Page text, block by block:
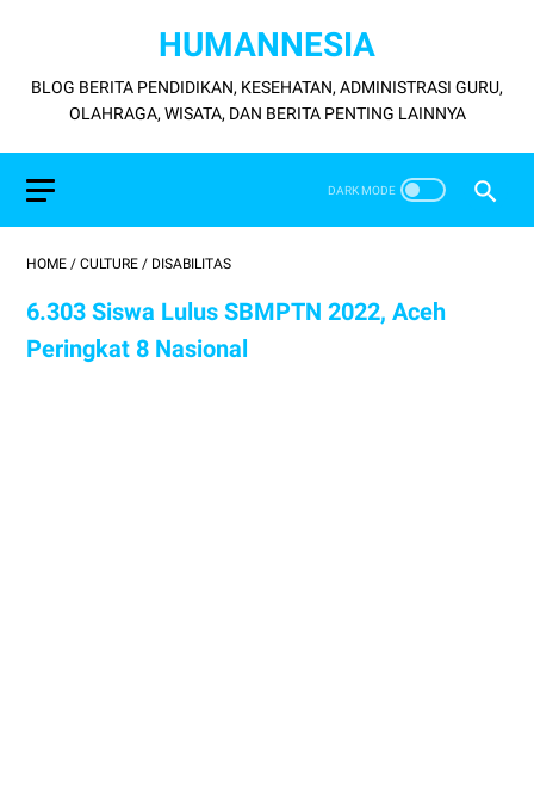
HUMANNESIA
BLOG BERITA PENDIDIKAN, KESEHATAN, ADMINISTRASI GURU,
OLAHRAGA, WISATA, DAN BERITA PENTING LAINNYA
HOME / CULTURE / DISABILITAS
6.303 Siswa Lulus SBMPTN 2022, Aceh
Peringkat 8 Nasional